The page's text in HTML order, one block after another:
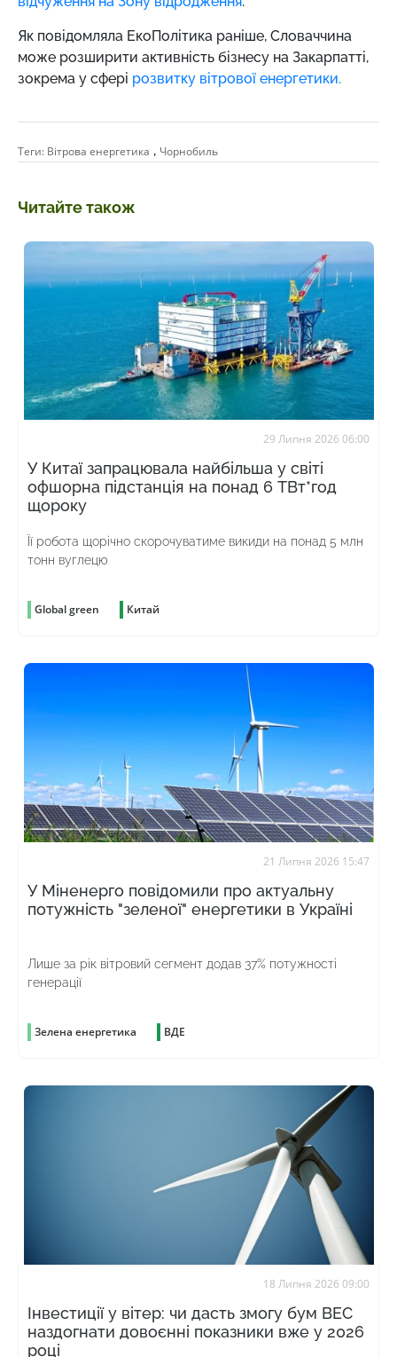
Як повідомляла ЕкоПолітика раніше, Словаччина
може розширити активність бізнесу на Закарпатті,
зокрема у сфері розвитку вітрової енергетики.
Теги: Вітрова енергетика , Чорнобиль
Читайте також
29 Липня 2026 06:00
У Китаї запрацювала найбільша у світі
офшорна підстанція на понад 6 ТВт*год
щороку
Її робота щорічно скорочуватиме викиди на понад 5 млн
тонн вуглецю
Global green Китай
21 Липня 2026 15:47
У Міненерго повідомили про актуальну
потужність "зеленої" енергетики в Україні
Лише за рік вітровий сегмент додав 37% потужності
генерації
Зелена енергетика ВДЕ
18 Липня 2026 09:00
Інвестиції у вітер: чи дасть змогу бум ВЕС
наздогнати довоєнні показники вже у 2026
році